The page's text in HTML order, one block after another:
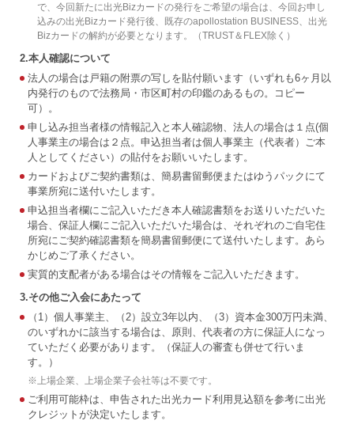
で、今回新たに出光Bizカードの発行をご希望の場合は、今回お申し
込みの出光Bizカード発行後、既存のapollostation BUSINESS、出光
Bizカードの解約が必要となります。（TRUST＆FLEX除く）
2.本人確認について
法人の場合は戸籍の附票の写しを貼付願います（いずれも6ヶ月以
内発行のもので法務局・市区町村の印鑑のあるもの。コピー
可）。
申し込み担当者様の情報記入と本人確認物、法人の場合は１点(個
人事業主の場合は２点。申込担当者は個人事業主（代表者）ご本
人としてください）の貼付をお願いいたします。
カードおよびご契約書類は、簡易書留郵便またはゆうパックにて
事業所宛に送付いたします。
申込担当者欄にご記入いただき本人確認書類をお送りいただいた
場合、保証人欄にご記入いただいた場合は、それぞれのご自宅住
所宛にご契約確認書類を簡易書留郵便にて送付いたします。あら
かじめご了承ください。
実質的支配者がある場合はその情報をご記入いただきます。
3.その他ご入会にあたって
（1）個人事業主、（2）設立3年以内、（3）資本金300万円未満、
のいずれかに該当する場合は、原則、代表者の方に保証人になっ
ていただく必要があります。（保証人の審査も併せて行いま
す。）
※上場企業、上場企業子会社等は不要です。
ご利用可能枠は、申告された出光カード利用見込額を参考に出光
クレジットが決定いたします。